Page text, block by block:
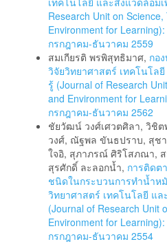
Research Unit on
Environment for
กรกฎาคม-ธันวาคม 2559
สมเกียรติ พรพิสุทธิมาศ, กอ
วิจัยวิทยาศาสตร์ เทคโนโล
รู้ (Journal of Research
and Environment for
กรกฎาคม-ธันวาคม 2562
ชัยวัฒน์ วงศ์เศวตศิลา, วิชิ
วงศ์, ณัฐพล ขันธปราบ, สุช
ใจอิ, สุภาภรณ์ ศิริโสภณา,
สุรศักดิ์ ละลอกน้ำ, การติดต
ชนิดในกระบวนการทำน้ำห
วิทยาศาสตร์ เทคโนโลยี แล
(Journal of Research Unit
Environment for
กรกฎาคม-ธันวาคม 2554